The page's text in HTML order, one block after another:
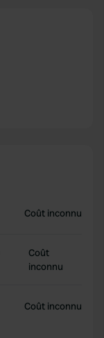
Coût inconnu
Coût
inconnu
Coût inconnu